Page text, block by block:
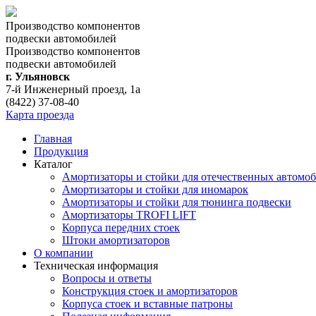
Производство компонентов
подвески автомобилей
Производство компонентов
подвески автомобилей
г. Ульяновск
7-й Инженерный проезд, 1а
(8422) 37-08-40
Карта проезда
Главная
Продукция
Каталог
Амортизаторы и стойки для отечественных
Амортизаторы и стойки для иномарок
Амортизаторы и стойки для тюнинга подвeски
Амортизаторы TROFI LIFT
Корпуса передних стоек
Штоки амортизаторов
О компании
Техническая информация
Вопросы и ответы
Конструкция стоек и амортизаторов
Корпуса стоек и вставные патроны